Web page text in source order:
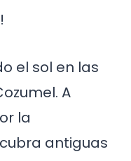
el sol en las
A
la
antiguas